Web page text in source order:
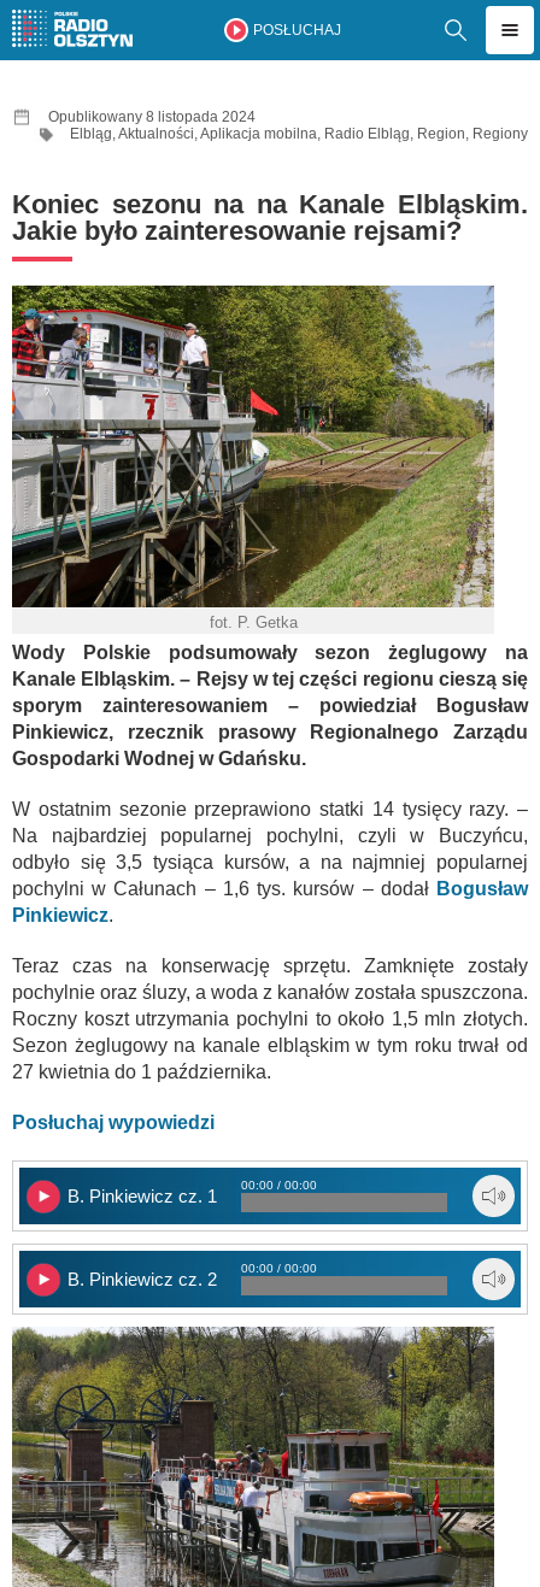
POSŁUCHAJ
Opublikowany 8 listopada 2024
Elbląg,Aktualności,Aplikacja mobilna, Radio Elbląg, Region, Regiony
Koniec sezonu na na Kanale Elbląskim.
Jakie było zainteresowanie rejsami?
fot. P. Getka
Wody Polskie podsumowały sezon żeglugowy na
Kanale Elbląskim. – Rejsy w tej części regionu cieszą się
sporym zainteresowaniem – powiedział Bogusław
Pinkiewicz, rzecznik prasowy Regionalnego Zarządu
Gospodarki Wodnej w Gdańsku.
W ostatnim sezonie przeprawiono statki 14 tysięcy razy. –
Na najbardziej popularnej pochylni, czyli w Buczyńcu,
odbyło się 3,5 tysiąca kursów, a na najmniej popularnej
pochylni w Całunach – 1,6 tys. kursów – dodał Bogusław
Pinkiewicz.
Teraz czas na konserwację sprzętu. Zamknięte zostały
pochylnie oraz śluzy, a woda z kanałów została spuszczona.
Roczny koszt utrzymania pochylni to około 1,5 mln złotych.
Sezon żeglugowy na kanale elbląskim w tym roku trwał od
27 kwietnia do 1 października.
Posłuchaj wypowiedzi
B. Pinkiewicz cz. 1
00:00 / 00:00
B. Pinkiewicz cz. 2
00:00 / 00:00